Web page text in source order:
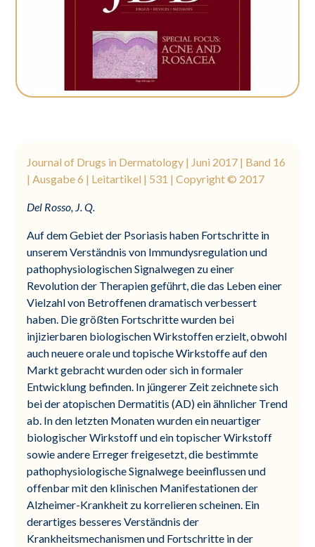
Journal of Drugs in Dermatology | Juni 2017 | Band 16
| Ausgabe 6 | Leitartikel | 531 | Copyright © 2017
Del Rosso, J. Q.
Auf dem Gebiet der Psoriasis haben Fortschritte in
unserem Verständnis von Immundysregulation und
pathophysiologischen Signalwegen zu einer
Revolution der Therapien geführt, die das Leben einer
Vielzahl von Betroffenen dramatisch verbessert
haben. Die größten Fortschritte wurden bei
injizierbaren biologischen Wirkstoffen erzielt, obwohl
auch neuere orale und topische Wirkstoffe auf den
Markt gebracht wurden oder sich in formaler
Entwicklung befinden. In jüngerer Zeit zeichnete sich
bei der atopischen Dermatitis (AD) ein ähnlicher Trend
ab. In den letzten Monaten wurden ein neuartiger
biologischer Wirkstoff und ein topischer Wirkstoff
sowie andere Erreger freigesetzt, die bestimmte
pathophysiologische Signalwege beeinflussen und
offenbar mit den klinischen Manifestationen der
Alzheimer-Krankheit zu korrelieren scheinen. Ein
derartiges besseres Verständnis der
Krankheitsmechanismen und Fortschritte in der